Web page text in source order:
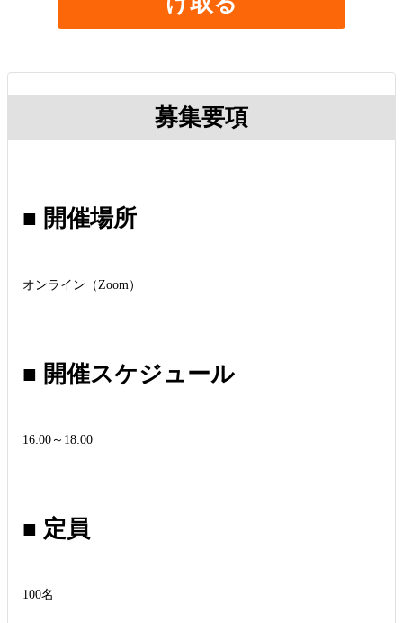
募集要項
■ 開催場所
オンライン（Zoom）
■ 開催スケジュール
16:00～18:00
■ 定員
100名